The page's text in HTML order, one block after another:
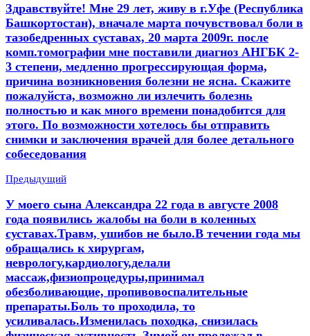
Здравствуйте! Мне 29 лет, живу в г.Уфе (Республика
Башкортостан), вначале марта почувствовал боли в
тазобедренных суставах, 20 марта 2009г. после
комп.томографии мне поставили диагноз АНГБК 2-
3 степени, медленно прогрессирующая форма,
причина возникновения болезни не ясна. Скажите
пожалуйста, возможно ли излечить болезнь
полностью и как много времени понадобится для
этого. По возможности хотелось бы отправить
снимки и заключения врачей для более детального
собеседования
Предыдущий
У моего сына Александра 22 года в августе 2008
года появились жалобы на боли в коленных
суставах.Травм, ушибов не было.В течении года мы
обращались к хирургам,
неврологу,кардиологу,делали
массаж,физиопроцедуры,принимал
обезболивающие, пропивовоспалительные
препараты.Боль то проходила, то
усиливалась.Изменилась походка, снизилась